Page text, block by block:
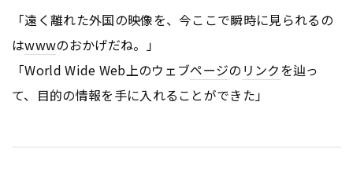
「遠く離れた外国の映像を、今ここで瞬時に見られるの
はwwwのおかげだね。」
「World Wide Web上のウェブページの リンクを辿っ
て、目的の情報を手に入れることができた」